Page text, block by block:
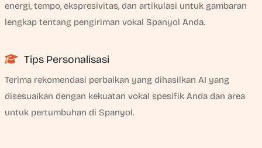
energi, tempo, ekspresivitas, dan artikulasi untuk gambaran
lengkap tentang pengiriman vokal Spanyol Anda.
Tips Personalisasi
Terima rekomendasi perbaikan yang dihasilkan AI yang
disesuaikan dengan kekuatan vokal spesifik Anda dan area
untuk pertumbuhan di Spanyol.